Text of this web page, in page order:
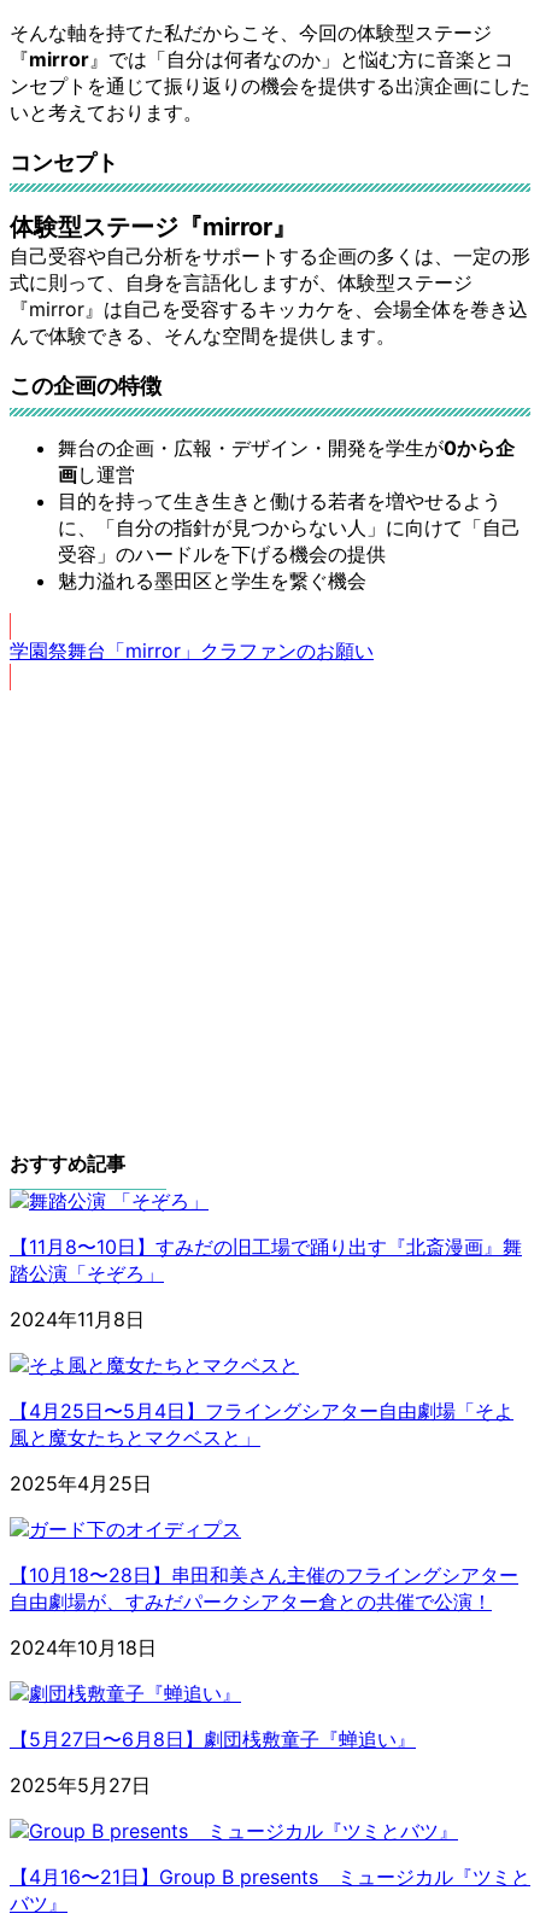
そんな軸を持てた私だからこそ、今回の体験型ステージ
『mirror 』では「自分は何者なのか」と悩む方に音楽とコ
ンセプトを通じて振り返りの機会を提供する出演企画にした
いと考えております。
コンセプト
体験型ステージ『mirror』
自己受容や自己分析をサポートする企画の多くは、一定の形
式に則って、自身を言語化しますが、体験型ステージ
『mirror』は自己を受容するキッカケを、会場全体を巻き込
んで体験できる、そんな空間を提供します。
この企画の特徴
舞台の企画・広報・デザイン・開発を学生が0から企
画し運営
目的を持って生き生きと働ける若者を増やせるよう
に、「自分の指針が見つからない人」に向けて「自己
受容」のハードルを下げる機会の提供
魅力溢れる墨田区と学生を繋ぐ機会
学園祭舞台「mirror」クラファンのお願い
おすすめ記事
【11月8〜10日】すみだの旧工場で踊り出す『北斎漫画』舞
踏公演「そぞろ」
2024年11月8日
【4月25日〜5月4日】フライングシアター自由劇場「そよ
風と魔女たちとマクベスと」
2025年4月25日
【10月18〜28日】串田和美さん主催のフライングシアター
自由劇場が、すみだパークシアター倉との共催で公演！
2024年10月18日
【5月27日〜6月8日】劇団桟敷童子『蝉追い』
2025年5月27日
【4月16〜21日】Group B presents ミュージカル『ツミと
バツ』